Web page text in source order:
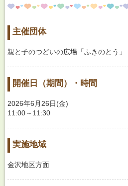
主催団体
親と子のつどいの広場「ふきのとう」
開催日（期間）・時間
2026年6月26日(金)
11:00～11:30
実施地域
金沢地区方面